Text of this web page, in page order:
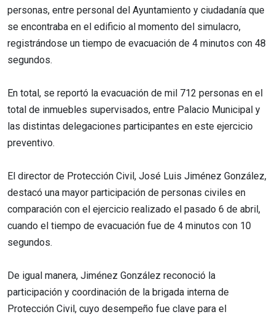
personas, entre personal del Ayuntamiento y ciudadanía que
se encontraba en el edificio al momento del simulacro,
registrándose un tiempo de evacuación de 4 minutos con 48
segundos.
En total, se reportó la evacuación de mil 712 personas en el
total de inmuebles supervisados, entre Palacio Municipal y
las distintas delegaciones participantes en este ejercicio
preventivo.
El director de Protección Civil, José Luis Jiménez González,
destacó una mayor participación de personas civiles en
comparación con el ejercicio realizado el pasado 6 de abril,
cuando el tiempo de evacuación fue de 4 minutos con 10
segundos.
De igual manera, Jiménez González reconoció la
participación y coordinación de la brigada interna de
Protección Civil, cuyo desempeño fue clave para el